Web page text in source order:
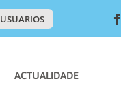
USUARIOS
ACTUALIDADE